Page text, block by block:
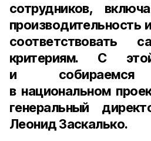
сотрудников,
производительность
соответствовать
критериям. С
и собираемся
в национальном
генеральный
Леонид Заскалько.